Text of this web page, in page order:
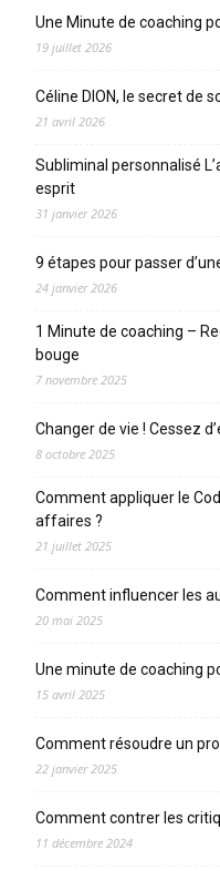
Une Minute de coaching
19 juillet 2026
Céline DION, le secret de
21 avril 2026
Subliminal personnalisé
esprit
31 janvier 2026
9 étapes pour passer
24 janvier 2026
1 Minute de coaching –
bouge
7 novembre 2025
Changer de vie ! Cessez
8 octobre 2025
Comment appliquer le
affaires ?
21 juillet 2025
Comment influencer les
20 mai 2025
Une minute de coaching
15 avril 2025
Comment résoudre un
22 janvier 2025
Comment contrer les
11 décembre 2024